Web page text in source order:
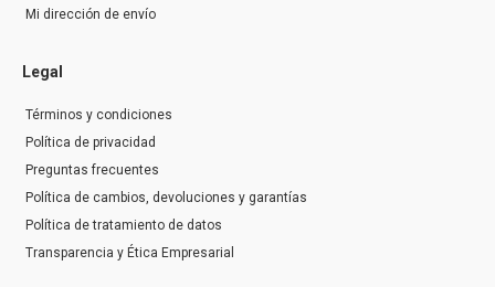
Mi dirección de envío
Legal
Términos y condiciones
Política de privacidad
Preguntas frecuentes
Política de cambios, devoluciones y garantías
Política de tratamiento de datos
Transparencia y Ética Empresarial